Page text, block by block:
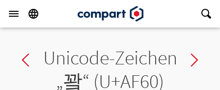
Previous char
Unicode-Zeichen
„꽠“ (U+AF60)